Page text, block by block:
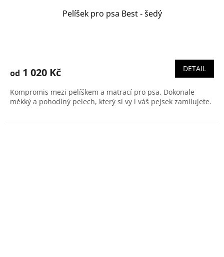
Pelíšek pro psa Best - šedý
je
z
5
od 1 020 Kč DETAIL
Kompromis mezi pelíškem a matrací pro psa. Dokonale
měkký a pohodlný pelech, který si vy i váš pejsek zamilujete.